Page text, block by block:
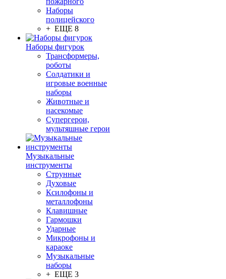
Наборы
полицейского
+ ЕЩЕ 8
Наборы фигурок
Трансформеры,
роботы
Солдатики и
игровые военные
наборы
Животные и
насекомые
Супергерои,
мультяшные герои
Музыкальные
инструменты
Струнные
Духовые
Ксилофоны и
металлофоны
Клавишные
Гармошки
Ударные
Микрофоны и
караоке
Музыкальные
наборы
+ ЕЩЕ 3